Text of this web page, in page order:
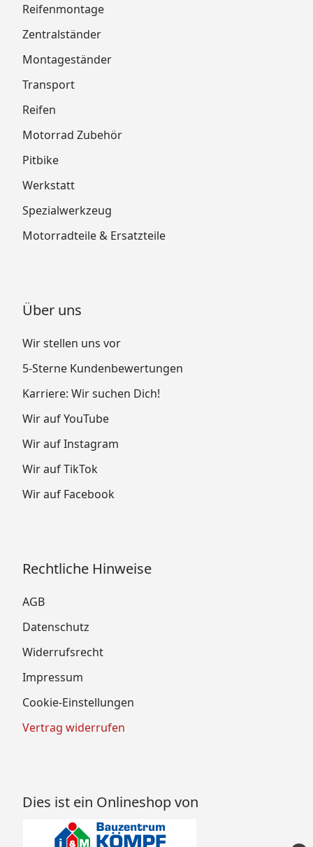
Reifenmontage
Zentralständer
Montageständer
Transport
Reifen
Motorrad Zubehör
Pitbike
Werkstatt
Spezialwerkzeug
Motorradteile & Ersatzteile
Über uns
Wir stellen uns vor
5-Sterne Kundenbewertungen
Karriere: Wir suchen Dich!
Wir auf YouTube
Wir auf Instagram
Wir auf TikTok
Wir auf Facebook
Rechtliche Hinweise
AGB
Datenschutz
Widerrufsrecht
Impressum
Cookie-Einstellungen
Vertrag widerrufen
Dies ist ein Onlineshop von